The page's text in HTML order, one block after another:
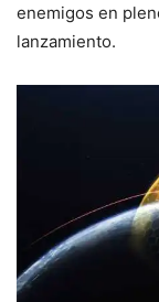
enemigos en
lanzamiento.